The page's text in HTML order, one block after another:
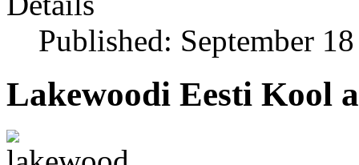
Published: September
Lakewoodi Eesti Kool